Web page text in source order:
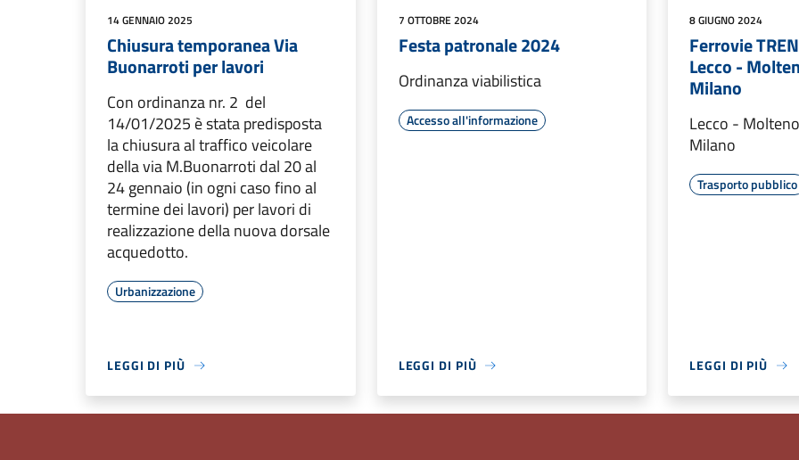
14 GENNAIO 2025
Chiusura temporanea Via
Buonarroti per lavori
Con ordinanza nr. 2 del
14/01/2025 è stata predisposta
la chiusura al traffico veicolare
della via M.Buonarroti dal 20 al
24 gennaio (in ogni caso fino al
termine dei lavori) per lavori di
realizzazione della nuova dorsale
acquedotto.
Urbanizzazione
LEGGI DI PIÙ
7 OTTOBRE 2024
Festa patronale 2024
Ordinanza viabilistica
Accesso all'informazione
LEGGI DI PIÙ
8 GIUGNO 2024
Ferrovie
Lecco -
Milano
Lecco -
Milano
Trasporto pubblico
LEGGI DI PIÙ